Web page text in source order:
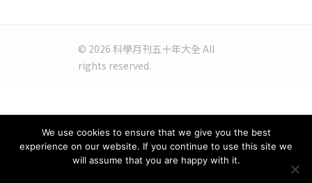
© 2026 科學月刊五十年大全 All
rights reserved.
We use cookies to ensure that we give you the best
experience on our website. If you continue to use this site we
will assume that you are happy with it.